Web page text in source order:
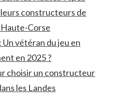
constructeurs de
Haute-Corse
Un vétéran du jeu en
en 2025 ?
choisir un constructeur
les Landes